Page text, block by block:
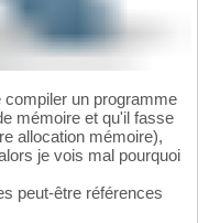
compiler un programme
mémoire et qu'il fasse
allocation mémoire),
je vois mal pourquoi
peut-être références